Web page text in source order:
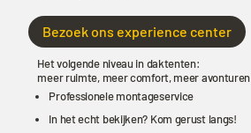
Bezoek ons experience center
Het volgende niveau in daktenten:
meer ruimte, meer comfort, meer avonturen
Professionele montageservice
In het echt bekijken? Kom gerust langs!